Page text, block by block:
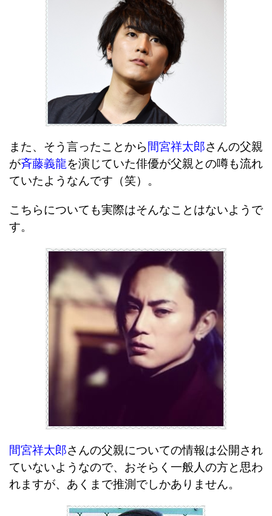
また、そう言ったことから間宮祥太郎さんの父親
が斉藤義龍を演じていた俳優が父親との噂も流れ
ていたようなんです（笑）。
こちらについても実際はそんなことはないようで
す。
間宮祥太郎さんの父親についての情報は公開され
ていないようなので、おそらく一般人の方と思わ
れますが、あくまで推測でしかありません。